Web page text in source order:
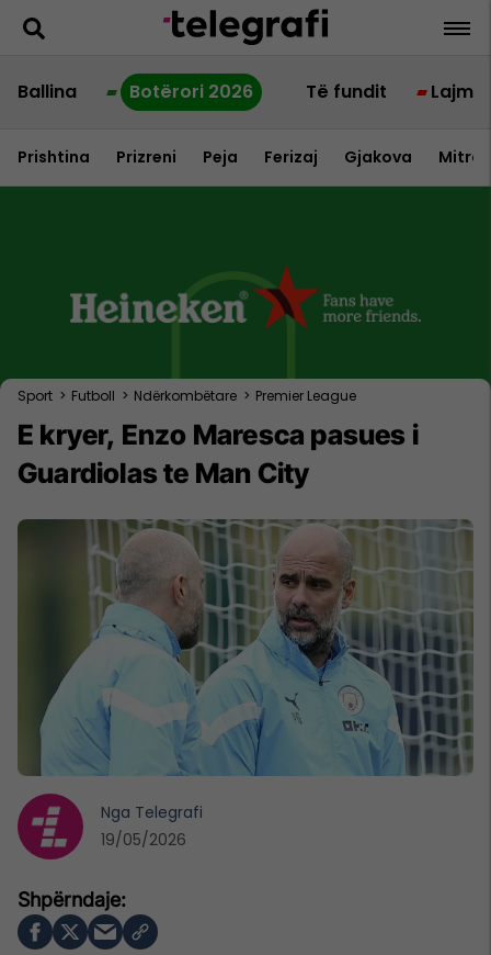
Ballina Botërori 2026 Të fundit Lajme
Prishtina Prizreni Peja Ferizaj Gjakova
Sport > Futboll > Ndërkombëtare > Premier League
E kryer, Enzo Maresca pasues i
Guardiolas te Man City
Nga Telegrafi
19/05/2026